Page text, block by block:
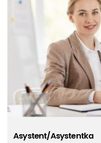
Asystent/Asystentka